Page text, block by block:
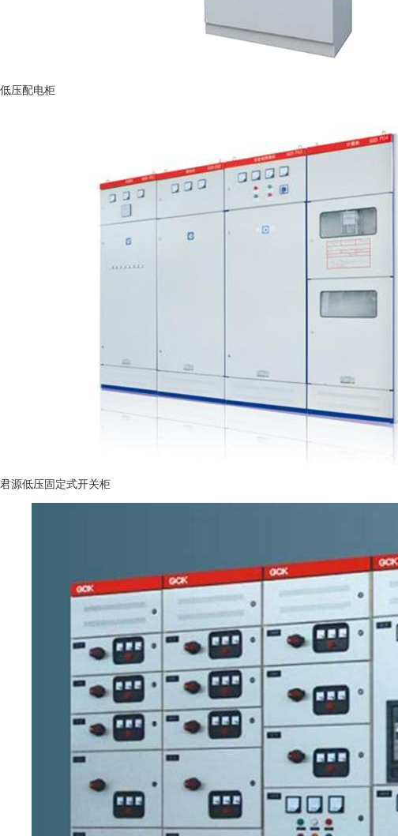
低压配电柜
君源低压固定式开关柜